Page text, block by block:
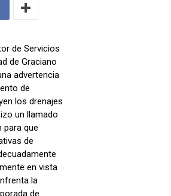
de Servicios
de Graciano
advertencia
de
los drenajes
un llamado
para que
de
en vista
la
de